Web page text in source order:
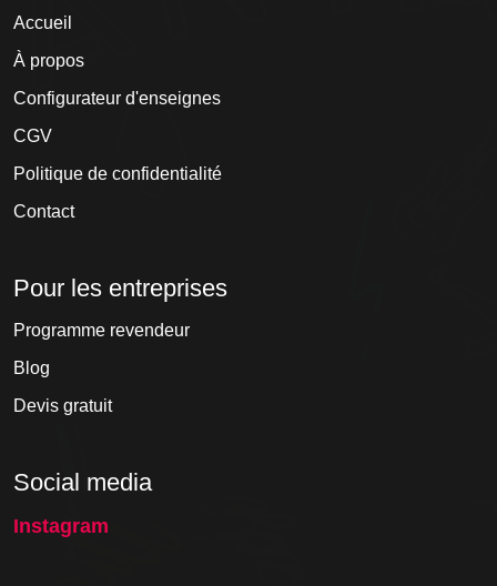
Accueil
À propos
Configurateur d'enseignes
CGV
Politique de confidentialité
Contact
Pour les entreprises
Programme revendeur
Blog
Devis gratuit
Social media
Instagram